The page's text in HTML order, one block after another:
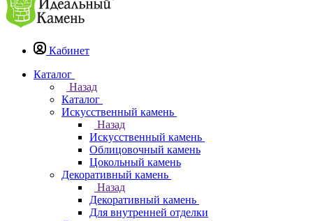
Кабинет
Каталог
Назад
Каталог
Искусственный камень
Назад
Искусственный камень
Облицовочный камень
Цокольный камень
Декоративный камень
Назад
Декоративный камень
Для внутренней отделки